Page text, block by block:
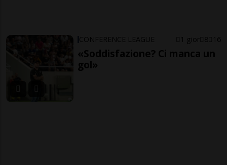
CONFERENCE LEAGUE 1 gior 8 16
«Soddisfazione? Ci manca un
gol»